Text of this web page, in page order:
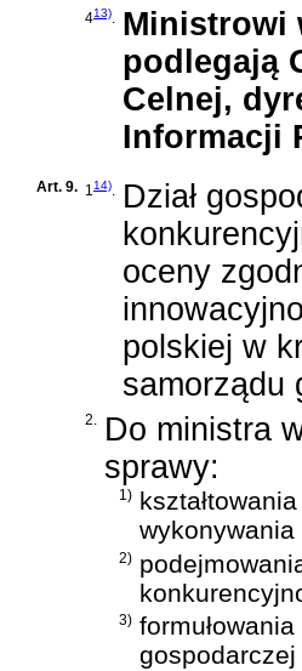
413). Ministrowi
podlegają
Celnej,
Informacji
Art. 9. 114). Dział
oceny
polskiej w
samorządu
2. Do ministra
sprawy:
1)
wykonywania
2)
3) formułowania